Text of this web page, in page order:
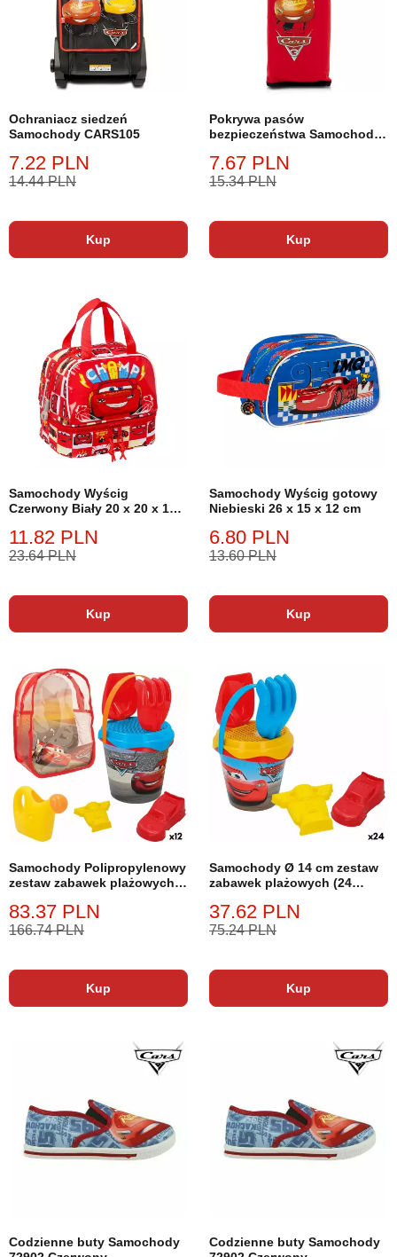
Ochraniacz siedzeń
Samochody CARS105
7.22 PLN
14.44 PLN
Kup
Pokrywa pasów
bezpieczeństwa Samochody
poduszka
7.67 PLN
15.34 PLN
Kup
Samochody Wyścig
Czerwony Biały 20 x 20 x 15
11.82 PLN
23.64 PLN
Kup
Samochody Wyścig gotowy
Niebieski 26 x 15 x 12 cm
6.80 PLN
13.60 PLN
Kup
Samochody Polipropylenowy
zestaw zabawek plażowych
83.37 PLN
166.74 PLN
Kup
Samochody Ø 14 cm zestaw
zabawek plażowych (24
37.62 PLN
75.24 PLN
Kup
Codzienne buty Samochody
Codzienne buty Samochody